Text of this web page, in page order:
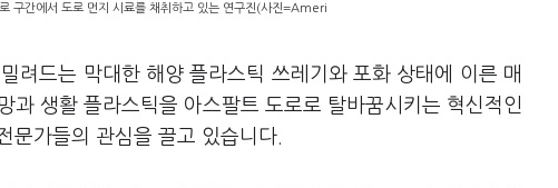
구간에서 도로 먼지 시료를 채취하고 있는 연구진(사진=Ameri
려드는 막대한 해양 플라스틱 쓰레기와 포화 상태에 이른 매
과 생활 플라스틱을 아스팔트 도로로 탈바꿈시키는 혁신적인
문가들의 관심을 끌고 있습니다.